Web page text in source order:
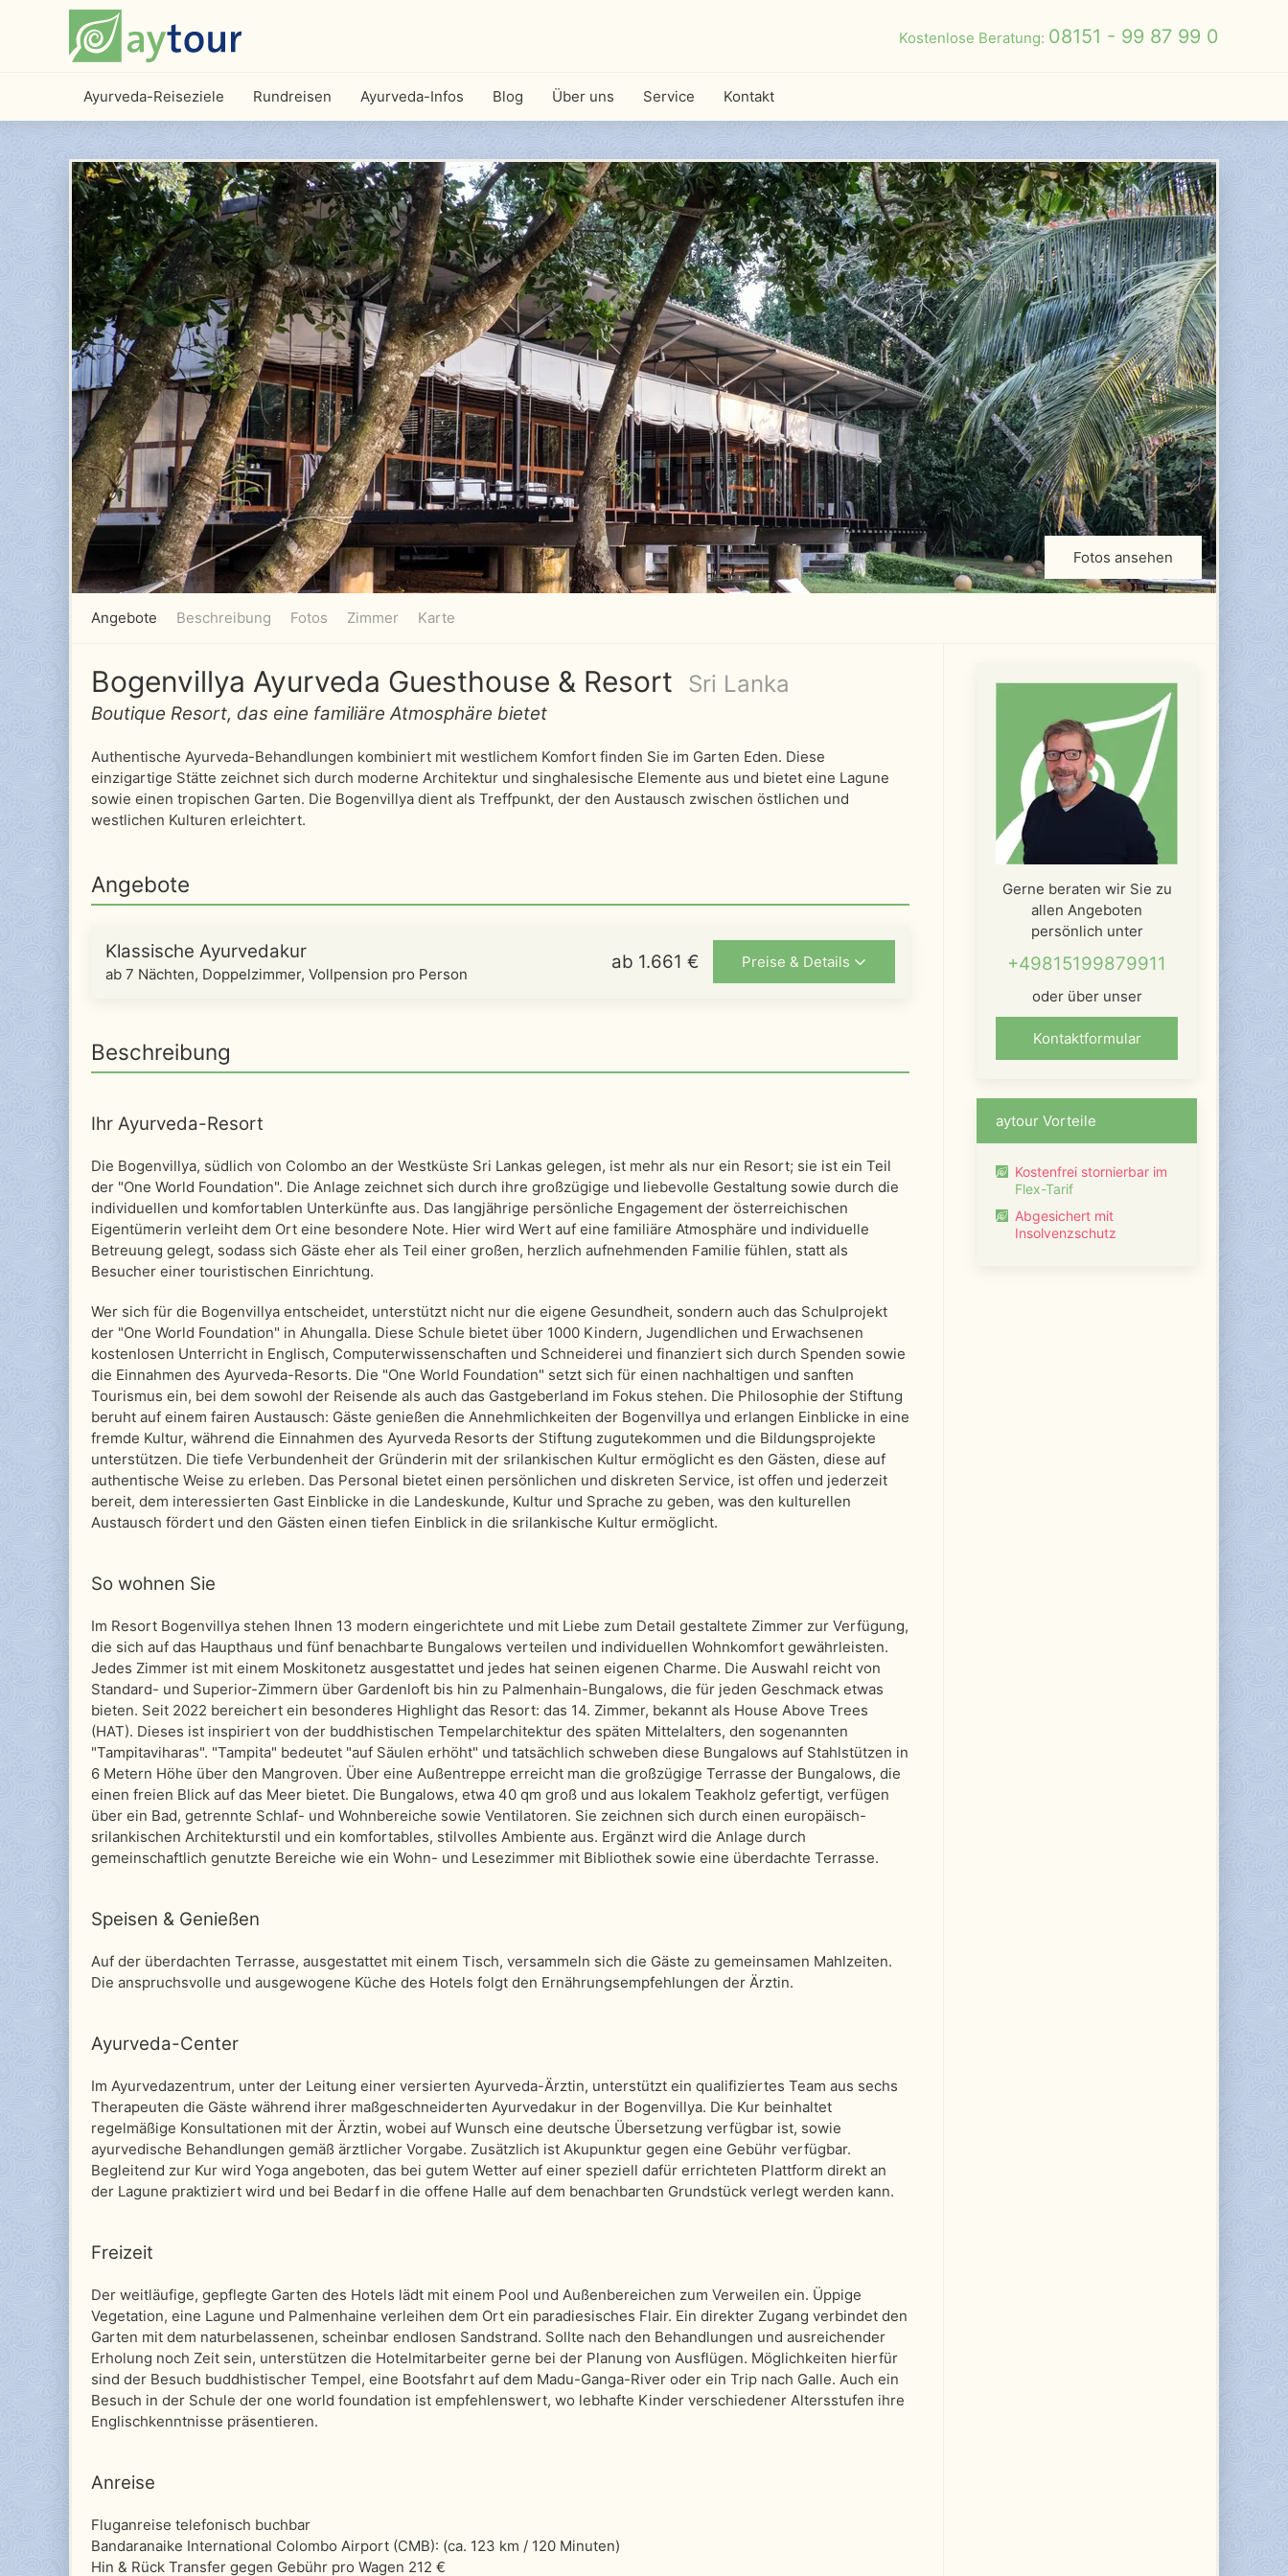
Kostenlose Beratung: 08151 - 99 87 99 0
Ayurveda-Reiseziele Rundreisen Ayurveda-Infos Blog Über uns Service Kontakt
Fotos ansehen
Angebote Beschreibung Fotos Zimmer Karte
Bogenvillya Ayurveda Guesthouse & Resort Sri Lanka
Boutique Resort, das eine familiäre Atmosphäre bietet
Authentische Ayurveda-Behandlungen kombiniert mit westlichem Komfort finden Sie im Garten Eden. Diese
einzigartige Stätte zeichnet sich durch moderne Architektur und singhalesische Elemente aus und bietet eine Lagune
sowie einen tropischen Garten. Die Bogenvillya dient als Treffpunkt, der den Austausch zwischen östlichen und
westlichen Kulturen erleichtert.
Angebote
Klassische Ayurvedakur
ab 7 Nächten, Doppelzimmer, Vollpension pro Person
ab 1.661 € Preise & Details
Beschreibung
Ihr Ayurveda-Resort
Die Bogenvillya, südlich von Colombo an der Westküste Sri Lankas gelegen, ist mehr als nur ein Resort; sie ist ein Teil
der "One World Foundation". Die Anlage zeichnet sich durch ihre großzügige und liebevolle Gestaltung sowie durch die
individuellen und komfortablen Unterkünfte aus. Das langjährige persönliche Engagement der österreichischen
Eigentümerin verleiht dem Ort eine besondere Note. Hier wird Wert auf eine familiäre Atmosphäre und individuelle
Betreuung gelegt, sodass sich Gäste eher als Teil einer großen, herzlich aufnehmenden Familie fühlen, statt als
Besucher einer touristischen Einrichtung.
Wer sich für die Bogenvillya entscheidet, unterstützt nicht nur die eigene Gesundheit, sondern auch das Schulprojekt
der "One World Foundation" in Ahungalla. Diese Schule bietet über 1000 Kindern, Jugendlichen und Erwachsenen
kostenlosen Unterricht in Englisch, Computerwissenschaften und Schneiderei und finanziert sich durch Spenden sowie
die Einnahmen des Ayurveda-Resorts. Die "One World Foundation" setzt sich für einen nachhaltigen und sanften
Tourismus ein, bei dem sowohl der Reisende als auch das Gastgeberland im Fokus stehen. Die Philosophie der Stiftung
beruht auf einem fairen Austausch: Gäste genießen die Annehmlichkeiten der Bogenvillya und erlangen Einblicke in eine
fremde Kultur, während die Einnahmen des Ayurveda Resorts der Stiftung zugutekommen und die Bildungsprojekte
unterstützen. Die tiefe Verbundenheit der Gründerin mit der srilankischen Kultur ermöglicht es den Gästen, diese auf
authentische Weise zu erleben. Das Personal bietet einen persönlichen und diskreten Service, ist offen und jederzeit
bereit, dem interessierten Gast Einblicke in die Landeskunde, Kultur und Sprache zu geben, was den kulturellen
Austausch fördert und den Gästen einen tiefen Einblick in die srilankische Kultur ermöglicht.
So wohnen Sie
Im Resort Bogenvillya stehen Ihnen 13 modern eingerichtete und mit Liebe zum Detail gestaltete Zimmer zur Verfügung,
die sich auf das Haupthaus und fünf benachbarte Bungalows verteilen und individuellen Wohnkomfort gewährleisten.
Jedes Zimmer ist mit einem Moskitonetz ausgestattet und jedes hat seinen eigenen Charme. Die Auswahl reicht von
Standard- und Superior-Zimmern über Gardenloft bis hin zu Palmenhain-Bungalows, die für jeden Geschmack etwas
bieten. Seit 2022 bereichert ein besonderes Highlight das Resort: das 14. Zimmer, bekannt als House Above Trees
(HAT). Dieses ist inspiriert von der buddhistischen Tempelarchitektur des späten Mittelalters, den sogenannten
"Tampitaviharas". "Tampita" bedeutet "auf Säulen erhöht" und tatsächlich schweben diese Bungalows auf Stahlstützen in
6 Metern Höhe über den Mangroven. Über eine Außentreppe erreicht man die großzügige Terrasse der Bungalows, die
einen freien Blick auf das Meer bietet. Die Bungalows, etwa 40 qm groß und aus lokalem Teakholz gefertigt, verfügen
über ein Bad, getrennte Schlaf- und Wohnbereiche sowie Ventilatoren. Sie zeichnen sich durch einen europäisch-
srilankischen Architekturstil und ein komfortables, stilvolles Ambiente aus. Ergänzt wird die Anlage durch
gemeinschaftlich genutzte Bereiche wie ein Wohn- und Lesezimmer mit Bibliothek sowie eine überdachte Terrasse.
Speisen & Genießen
Auf der überdachten Terrasse, ausgestattet mit einem Tisch, versammeln sich die Gäste zu gemeinsamen Mahlzeiten.
Die anspruchsvolle und ausgewogene Küche des Hotels folgt den Ernährungsempfehlungen der Ärztin.
Ayurveda-Center
Im Ayurvedazentrum, unter der Leitung einer versierten Ayurveda-Ärztin, unterstützt ein qualifiziertes Team aus sechs
Therapeuten die Gäste während ihrer maßgeschneiderten Ayurvedakur in der Bogenvillya. Die Kur beinhaltet
regelmäßige Konsultationen mit der Ärztin, wobei auf Wunsch eine deutsche Übersetzung verfügbar ist, sowie
ayurvedische Behandlungen gemäß ärztlicher Vorgabe. Zusätzlich ist Akupunktur gegen eine Gebühr verfügbar.
Begleitend zur Kur wird Yoga angeboten, das bei gutem Wetter auf einer speziell dafür errichteten Plattform direkt an
der Lagune praktiziert wird und bei Bedarf in die offene Halle auf dem benachbarten Grundstück verlegt werden kann.
Freizeit
Der weitläufige, gepflegte Garten des Hotels lädt mit einem Pool und Außenbereichen zum Verweilen ein. Üppige
Vegetation, eine Lagune und Palmenhaine verleihen dem Ort ein paradiesisches Flair. Ein direkter Zugang verbindet den
Garten mit dem naturbelassenen, scheinbar endlosen Sandstrand. Sollte nach den Behandlungen und ausreichender
Erholung noch Zeit sein, unterstützen die Hotelmitarbeiter gerne bei der Planung von Ausflügen. Möglichkeiten hierfür
sind der Besuch buddhistischer Tempel, eine Bootsfahrt auf dem Madu-Ganga-River oder ein Trip nach Galle. Auch ein
Besuch in der Schule der one world foundation ist empfehlenswert, wo lebhafte Kinder verschiedener Altersstufen ihre
Englischkenntnisse präsentieren.
Anreise
Fluganreise telefonisch buchbar
Bandaranaike International Colombo Airport (CMB): (ca. 123 km / 120 Minuten)
Hin & Rück Transfer gegen Gebühr pro Wagen 212 €
Gerne beraten wir Sie zu
allen Angeboten
persönlich unter
+49815199879911
oder über unser
Kontaktformular
aytour Vorteile
Kostenfrei stornierbar im
Flex-Tarif
Abgesichert mit
Insolvenzschutz